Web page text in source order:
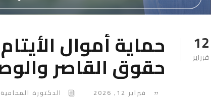
12
فبراير حماية أموال
حقوق القاصر
فبراير 12, 2026 الدكتورة